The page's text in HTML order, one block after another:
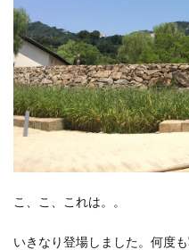
こ、こ、これは。。
いきなり登場しました。何度